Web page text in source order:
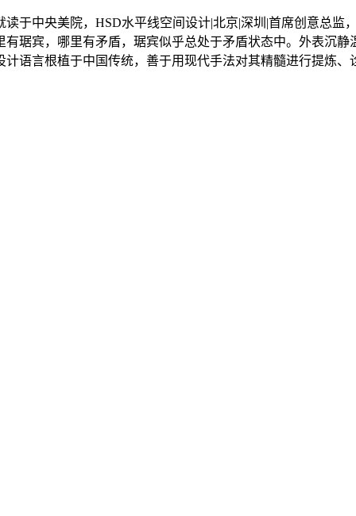
于中央美院，HSD水平线空间设计|北京|深圳|首席创意总
琚宾，哪里有矛盾，琚宾似乎总处于矛盾状态中。外表沉
语言根植于中国传统，善于用现代手法对其精髓进行提炼、